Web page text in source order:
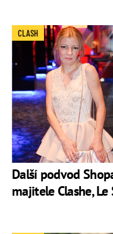
Další podvod
majitele Clashe,
CLASH